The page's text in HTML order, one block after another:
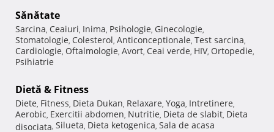
Sănătate
Sarcina, Ceaiuri, Inima, Psihologie, Ginecologie,
Stomatologie, Colesterol, Anticonceptionale, Test sarcina,
Cardiologie, Oftalmologie, Avort, Ceai verde, HIV, Ortopedie,
Psihiatrie
Dietă & Fitness
Diete, Fitness, Dieta Dukan, Relaxare, Yoga, Intretinere,
Aerobic, Exercitii abdomen, Nutritie, Dieta de slabit, Dieta
disociata, Silueta, Dieta ketogenica, Sala de acasa